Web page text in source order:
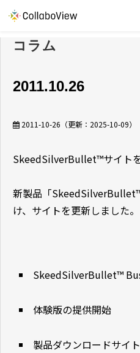
TOP
ソリューション
事例
お役立ち資料
イベント
コラム
2011.10.26
2011-10-26 （更新： 2025-10-09）
SkeedSilverBullet™サイト
新製品「
け、サイトを更新しました。
SkeedSilverBullet™
体験版の提供開始
製品ダウンロードサイト